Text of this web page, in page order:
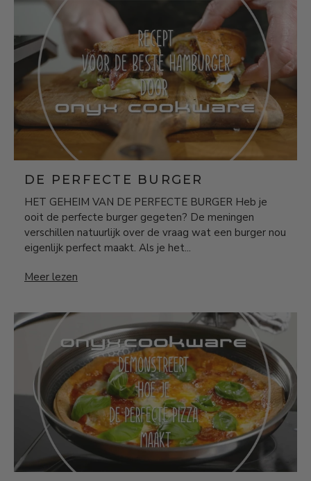
DE PERFECTE BURGER
HET GEHEIM VAN DE PERFECTE BURGER Heb je
ooit de perfecte burger gegeten? De meningen
verschillen natuurlijk over de vraag wat een burger nou
eigenlijk perfect maakt. Als je het...
De perfecte burger
Meer lezen